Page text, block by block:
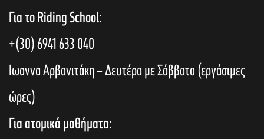
Για το Riding School:
+(30) 6941 633 040
Ιωαννα Αρβανιτάκη – Δευτέρα με Σάββατο (εργάσιμες
ώρες)
Για ατομικά μαθήματα: